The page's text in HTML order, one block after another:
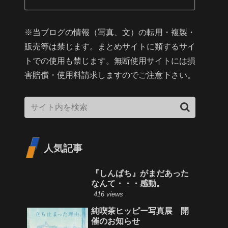
※当ブログの情報（写真、文）の転用・複製・
販売等は禁じます。まとめサイトに類するサイ
トでの使用も禁じます。無断使用サイトには損
害賠償・使用料請求しますのでご注意下さい。
人気記事
『しんぱち』がまだあった
なんて・・・感動。
416 views
純喫茶ヒッピー写真展 開
催のお知らせ